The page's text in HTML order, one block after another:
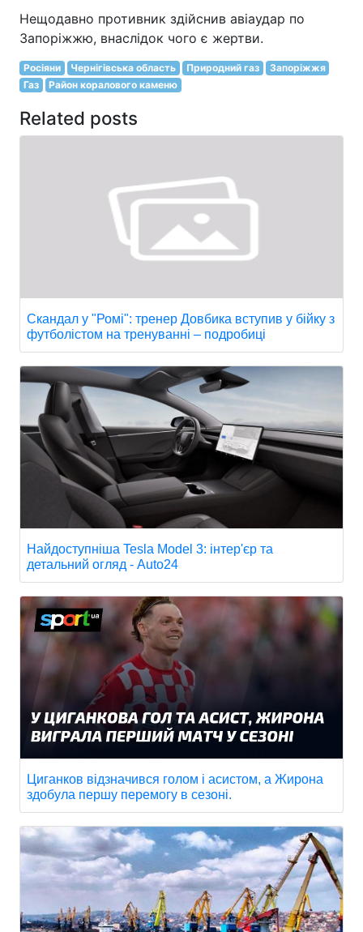
Нещодавно противник здійснив авіаудар по
Запоріжжю, внаслідок чого є жертви.
Росіяни Чернігівська область Природний газ
Запоріжжя
Газ
Район коралового каменю
Related posts
Скандал у "Ромі": тренер Довбика вступив у бійку з
футболістом на тренуванні – подробиці
Найдоступніша Tesla Model 3: інтер'єр та
детальний огляд - Auto24
Циганков відзначився голом і асистом, а Жирона
здобула першу перемогу в сезоні.